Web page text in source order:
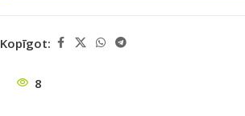
Kopīgot:
8